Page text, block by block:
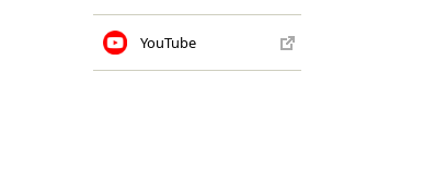
YouTube